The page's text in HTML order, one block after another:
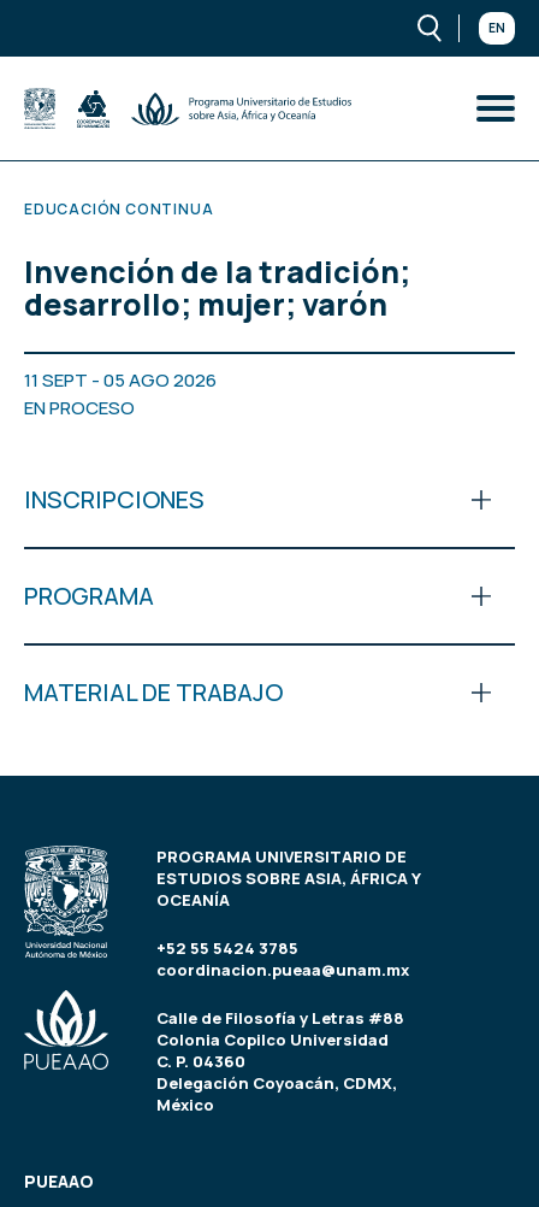
EN
EDUCACIÓN CONTINUA
Invención de la tradición;
desarrollo; mujer; varón
11 SEPT - 05 AGO 2026
EN PROCESO
INSCRIPCIONES
PROGRAMA
MATERIAL DE TRABAJO
PROGRAMA UNIVERSITARIO DE
ESTUDIOS SOBRE ASIA, ÁFRICA Y
OCEANÍA
+52 55 5424 3785
coordinacion.pueaa@unam.mx
Calle de Filosofía y Letras #88
Colonia Copilco Universidad
C. P. 04360
Delegación Coyoacán, CDMX,
México
PUEAAO